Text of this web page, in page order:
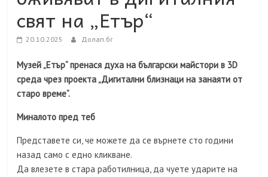
свят на „Етър“
20.10.2025 Долап.бг
Музей „Етър“ пренася духа на български майстори в 3D
среда чрез проекта „Дигитални близнаци на занаяти от
старо време“.
Миналото пред теб
Представете си, че можете да се върнете сто години
назад само с едно кликване.
Да влезете в стара работилница, да чуете ударите на